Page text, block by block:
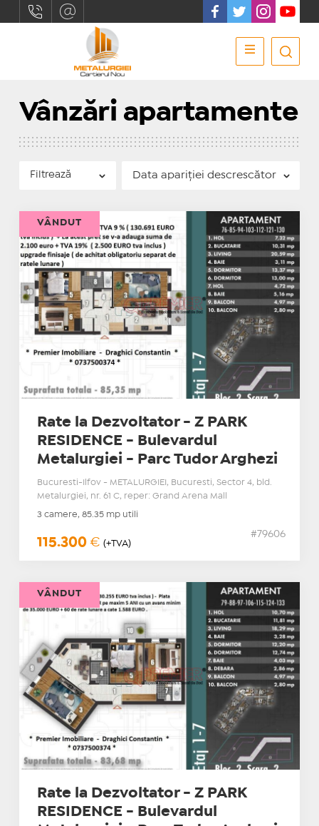
Vânzări apartamente
Filtrează
Rate la Dezvoltator - Z PARK
RESIDENCE - Bulevardul
Metalurgiei - Parc Tudor Arghezi
Bucuresti-Ilfov - METALURGIEI, Bucuresti, Sector 4, bld.
Metalurgiei, nr. 61 C, reper: Grand Arena Mall
3 camere, 85.35 mp utili
115.300 € (+TVA)
#79606
VÂNDUT
Rate la Dezvoltator - Z PARK
RESIDENCE - Bulevardul
VÂNDUT